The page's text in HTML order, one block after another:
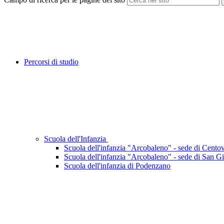
Percorsi di studio
Scuola dell'Infanzia
Scuola dell'infanzia "Arcobaleno" - sede di
Scuola dell'infanzia "Arcobaleno" - sede di San
Scuola dell'infanzia di Podenzano